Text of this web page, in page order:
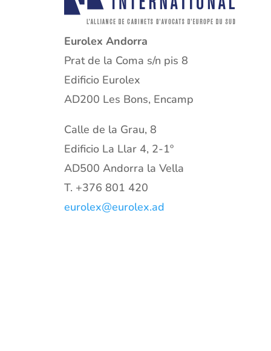
Eurolex Andorra
Prat de la Coma s/n pis 8
Edificio Eurolex
AD200 Les Bons, Encamp
Calle de la Grau, 8
Edificio La Llar 4, 2-1º
AD500 Andorra la Vella
T. +376 801 420
eurolex@eurolex.ad